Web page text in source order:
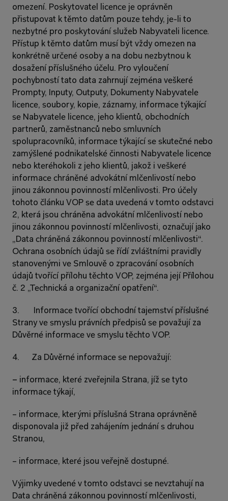
omezení. Poskytovatel licence je oprávněn
přistupovat k těmto datům pouze tehdy, je-li to
nezbytné pro poskytování služeb Nabyvateli licence.
Přístup k těmto datům musí být vždy omezen na
konkrétně určené osoby a na dobu nezbytnou k
dosažení příslušného účelu. Pro vyloučení
pochybností tato data zahrnují zejména veškeré
Prompty, Inputy, Outputy, Dokumenty Nabyvatele
licence, soubory, kopie, záznamy, informace týkající
se Nabyvatele licence, jeho klientů, obchodních
partnerů, zaměstnanců nebo smluvních
spolupracovníků, informace týkající se skutečné nebo
zamýšlené podnikatelské činnosti Nabyvatele licence
nebo kteréhokoli z jeho klientů, jakož i veškeré
informace chráněné advokátní mlčenlivostí nebo
jinou zákonnou povinností mlčenlivosti. Pro účely
tohoto článku VOP se data uvedená v tomto odstavci
2, která jsou chráněna advokátní mlčenlivostí nebo
jinou zákonnou povinností mlčenlivosti, označují jako
„Data chráněná zákonnou povinností mlčenlivosti“.
Ochrana osobních údajů se řídí zvláštními pravidly
stanovenými ve Smlouvě o zpracování osobních
údajů tvořící přílohu těchto VOP, zejména její Přílohou
č. 2 „Technická a organizační opatření“.
3.       Informace tvořící obchodní tajemství příslušné
Strany ve smyslu právních předpisů se považují za
Důvěrné informace ve smyslu těchto VOP.
4.      Za Důvěrné informace se nepovažují:
– informace, které zveřejnila Strana, jíž se tyto
informace týkají,
– informace, kterými příslušná Strana oprávněně
disponovala již před zahájením jednání s druhou
Stranou,
– informace, které jsou veřejně dostupné.
Výjimky uvedené v tomto odstavci se nevztahují na
Data chráněná zákonnou povinností mlčenlivosti,